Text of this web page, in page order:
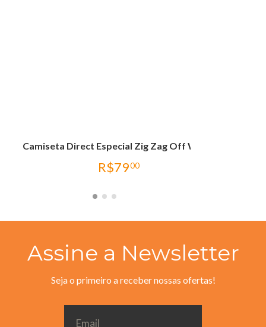
Camiseta Direct Especial Zig Zag Off White
R$7900
Assine a Newsletter
Seja o primeiro a receber nossas ofertas!